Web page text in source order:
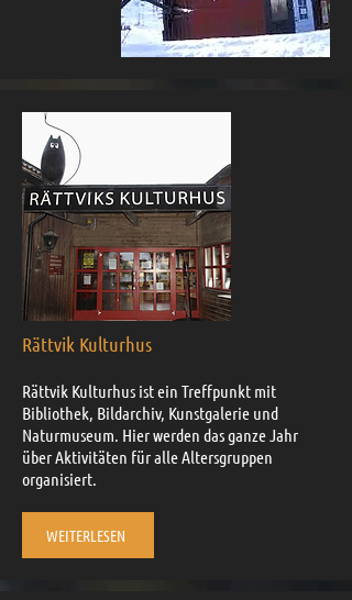
Rättvik Kulturhus
Rättvik Kulturhus ist ein Treffpunkt mit
Bibliothek, Bildarchiv, Kunstgalerie und
Naturmuseum. Hier werden das ganze Jahr
über Aktivitäten für alle Altersgruppen
organisiert.
WEITERLESEN